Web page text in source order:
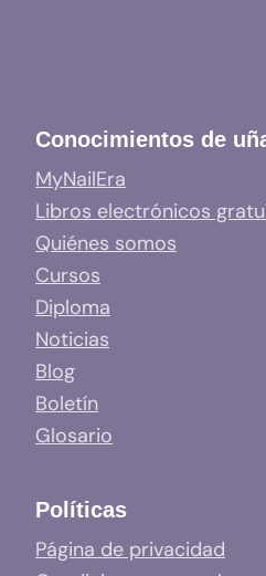
Conocimientos de
MyNailEra
Libros electrónicos
Quiénes somos
Cursos
Diploma
Noticias
Blog
Boletín
Glosario
Políticas
Página de privacidad